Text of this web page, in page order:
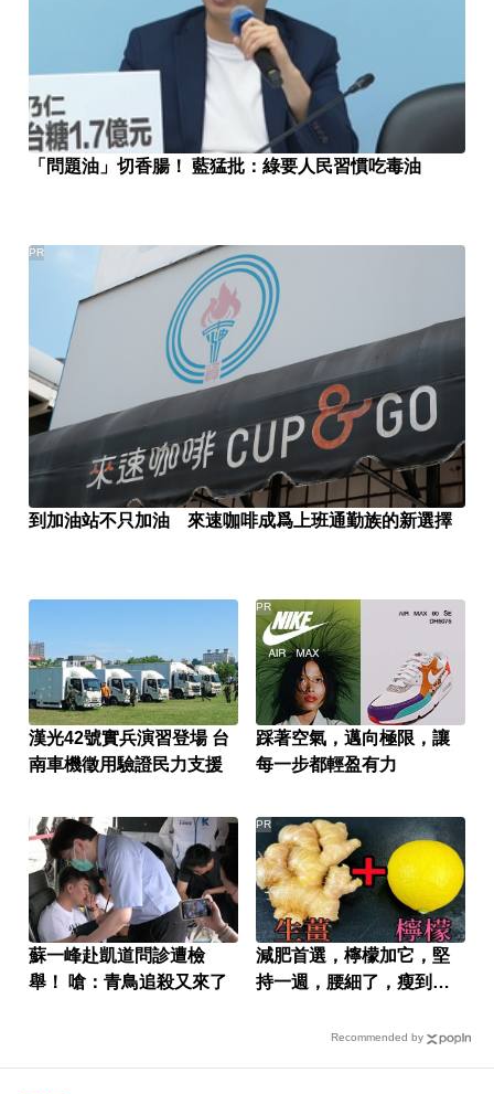
「問題油」切香腸！ 藍猛批：綠要人民習慣吃毒油
到加油站不只加油 來速咖啡成爲上班通勤族的新選擇
PR
漢光42號實兵演習登場 台
南車機徵用驗證民力支援
踩著空氣，邁向極限，讓
每一步都輕盈有力
PR
蘇一峰赴凱道問診遭檢
舉！ 嗆：青鳥追殺又來了
減肥首選，檸檬加它，堅
持一週，腰細了，瘦到你
PR
Recommended by